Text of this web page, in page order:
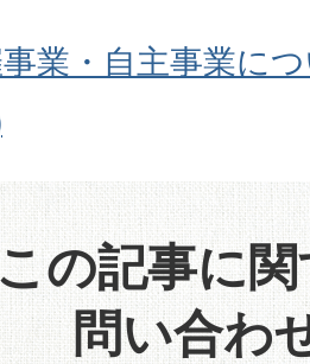
業・自主事業に
の記事に
問い合わ